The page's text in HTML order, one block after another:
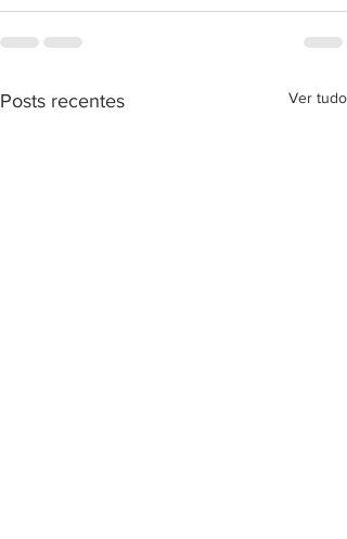
Posts recentes Ver tudo